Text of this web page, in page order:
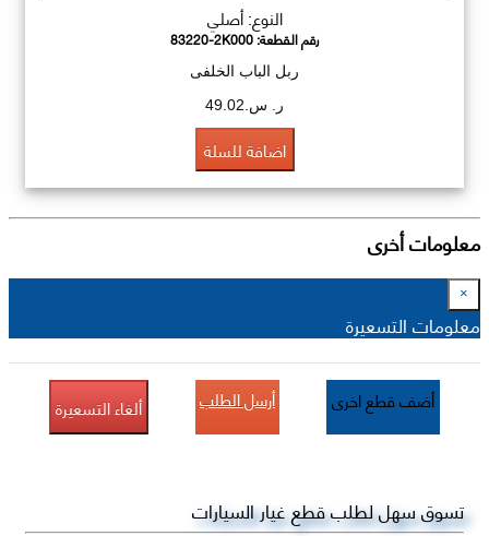
النوع: أصلي
رقم القطعة:83220-2K000
ربل الباب الخلفى
ر. س.49.02
اضافة للسلة
معلومات أخرى
×
معلومات التسعيرة
أضف قطع اخرى أرسل الطلب ألغاء التسعيرة
تسوق سهل لطلب قطع غيار السيارات